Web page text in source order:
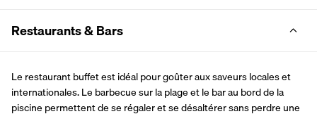
Restaurants & Bars
Le restaurant buffet est idéal pour goûter aux saveurs locales et
internationales. Le barbecue sur la plage et le bar au bord de la
piscine permettent de se régaler et se désaltérer sans perdre une